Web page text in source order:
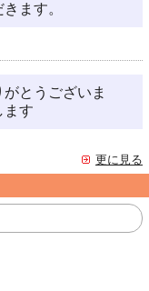
ます。
とうございま
ます
更に見る